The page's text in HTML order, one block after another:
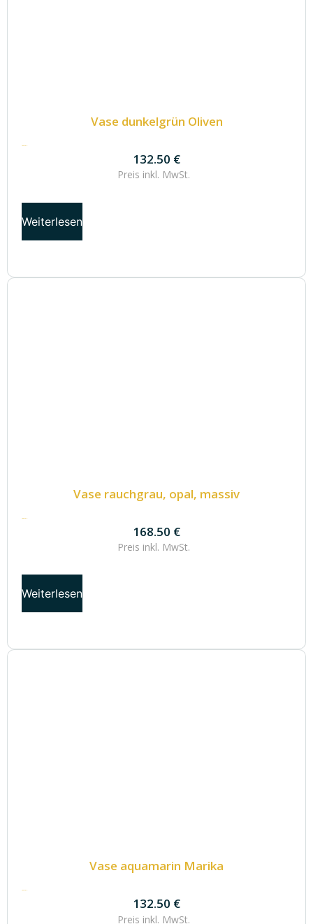
Vase dunkelgrün Oliven
132.50 €
132.50 €
Preis inkl. MwSt.
Weiterlesen
Vase rauchgrau, opal, massiv
168.50 €
168.50 €
Preis inkl. MwSt.
Weiterlesen
Vase aquamarin Marika
132.50 €
132.50 €
Preis inkl. MwSt.